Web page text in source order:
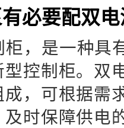
必要配双
，是一种具
控制柜。双
，可根据需
时保障供电